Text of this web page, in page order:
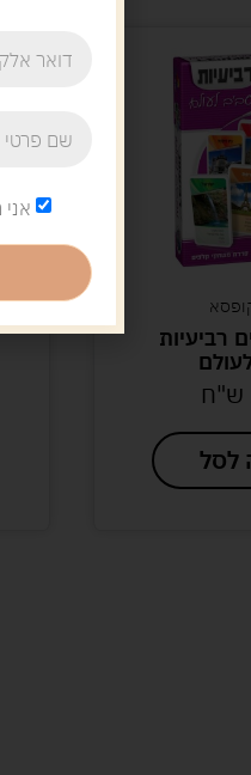
משחקי
ד"ר
הוספה